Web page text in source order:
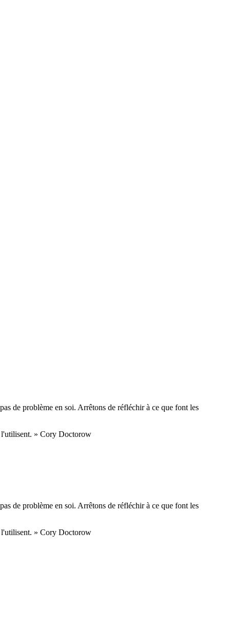
de problème en soi. Arrêtons de réfléchir à ce que font les
l'utilisent. » Cory Doctorow
de problème en soi. Arrêtons de réfléchir à ce que font les
l'utilisent. » Cory Doctorow